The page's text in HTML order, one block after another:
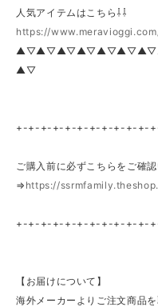
人気アイテムはこちら⇩⇩
https://
▲▽
+-+-+-+-+-+-+-+-+-+-+-
ご購入前に必ずこちらをご確
⇒ https://
+-+-+-+-+-+-+-+-+-+-+-
【お届けについて】
海外メーカーよりご注文商品